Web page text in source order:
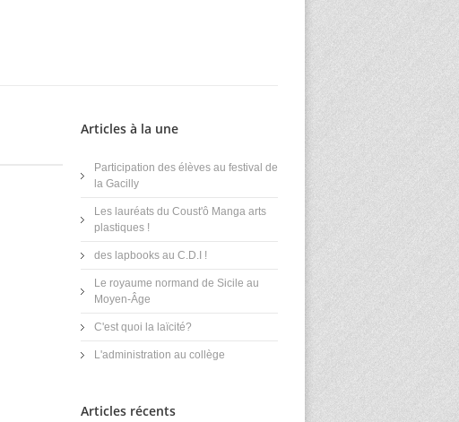
Articles à la une
Participation des élèves au festival de
la Gacilly
Les lauréats du Coust'ô Manga arts
plastiques !
des lapbooks au C.D.I !
Le royaume normand de Sicile au
Moyen-Âge
C'est quoi la laïcité?
L'administration au collège
Articles récents